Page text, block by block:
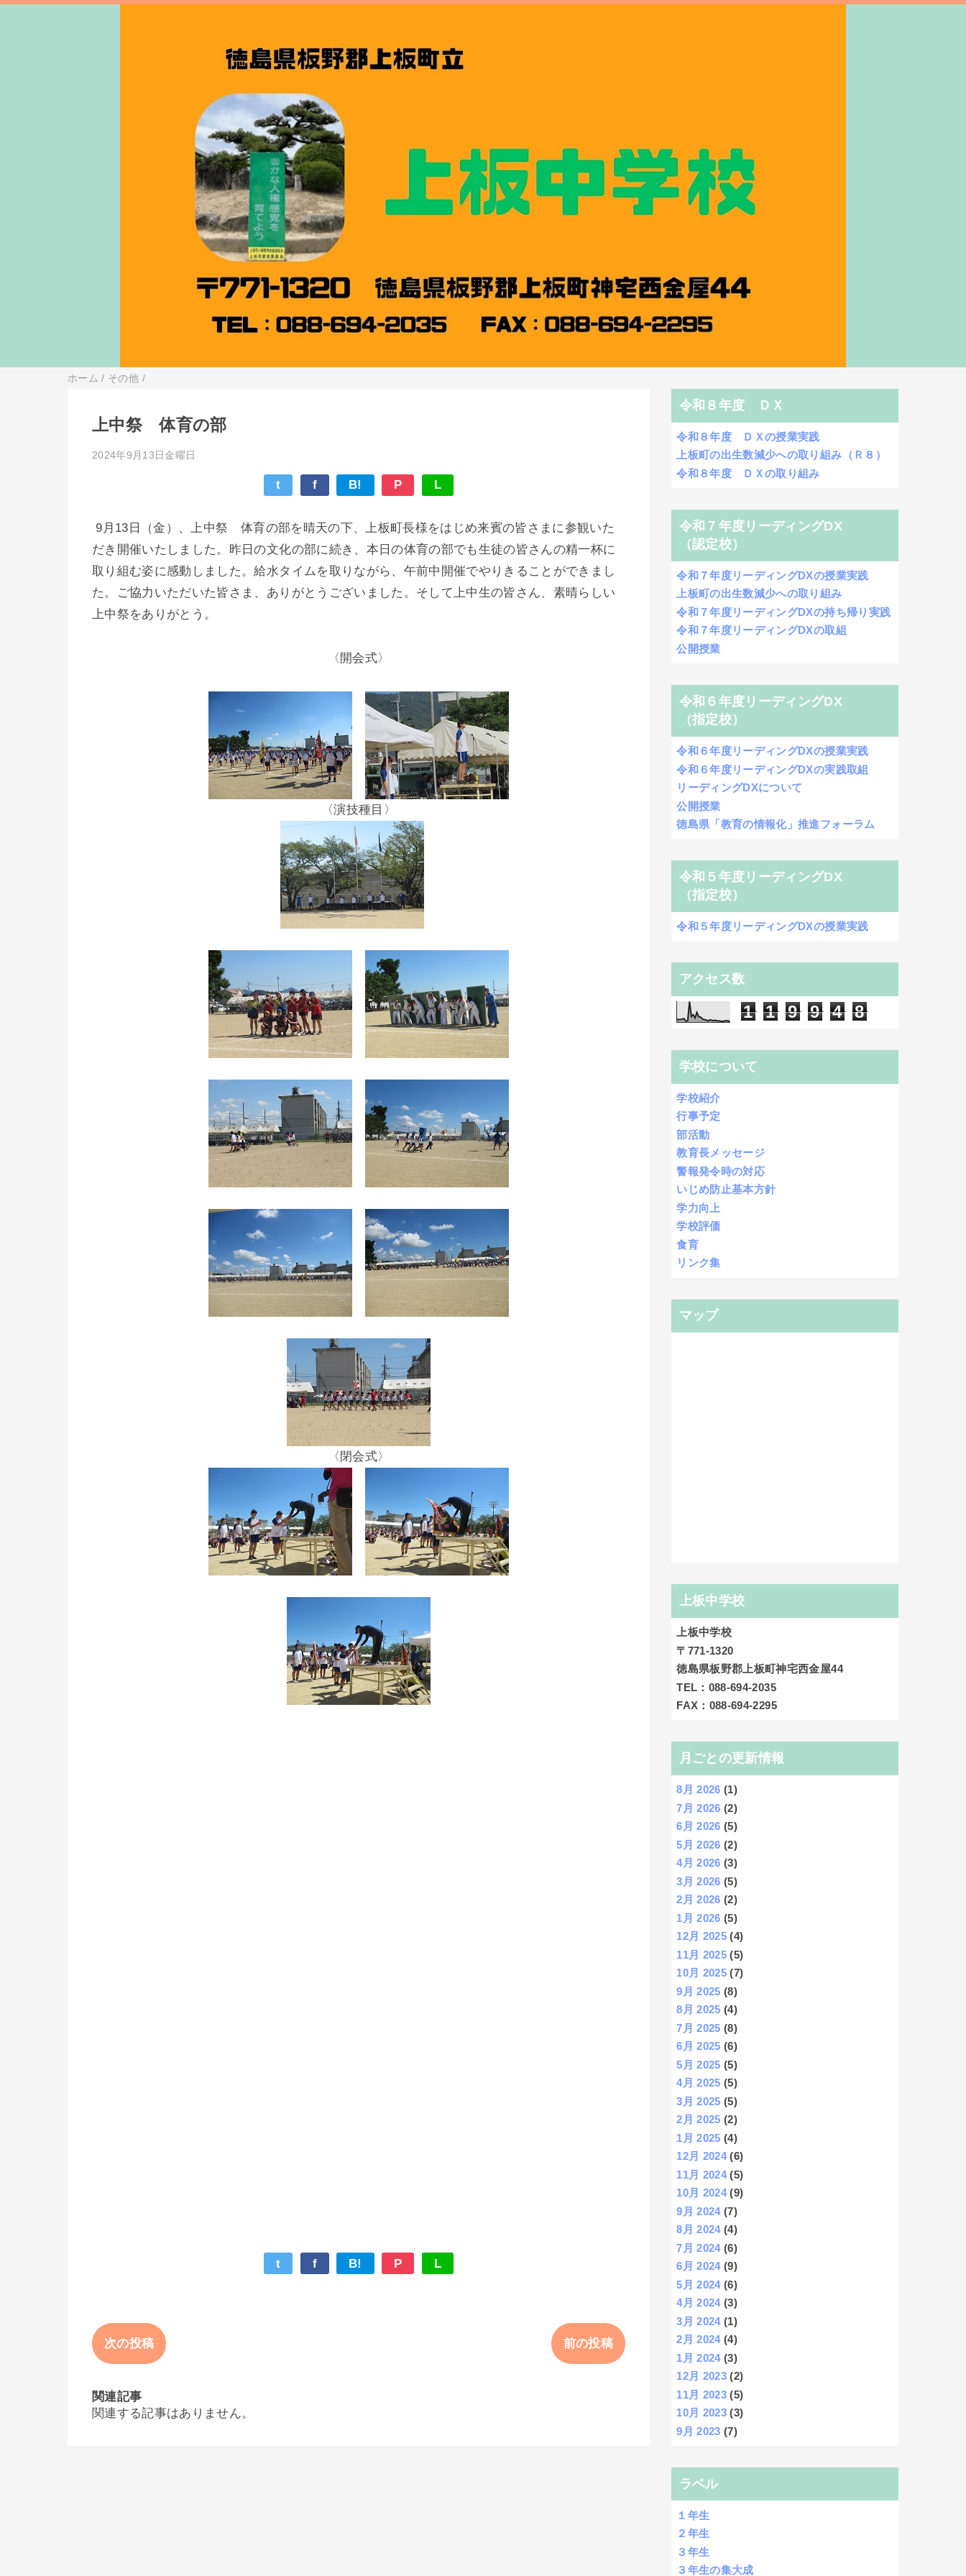
ホーム / その他 /
上中祭 体育の部
2024年9月13日金曜日
t f B! P L
9月13日（金）、上中祭 体育の部を晴天の下、上板町長様をはじめ来賓の皆さまに参観いた
だき開催いたしました。昨日の文化の部に続き、本日の体育の部でも生徒の皆さんの精一杯に
取り組む姿に感動しました。給水タイムを取りながら、午前中開催でやりきることができまし
た。ご協力いただいた皆さま、ありがとうございました。そして上中生の皆さん、素晴らしい
上中祭をありがとう。
〈開会式〉
〈演技種目〉
〈閉会式〉
t f B! P L
次の投稿 前の投稿
関連記事
関連する記事はありません。
令和８年度 ＤＸ
令和８年度 ＤＸの授業実践
上板町の出生数減少への取り組み（Ｒ８）
令和８年度 ＤＸの取り組み
令和７年度リーディングDX
（認定校）
令和７年度リーディングDXの授業実践
上板町の出生数減少への取り組み
令和７年度リーディングDXの持ち帰り実践
令和７年度リーディングDXの取組
公開授業
令和６年度リーディングDX
（指定校）
令和６年度リーディングDXの授業実践
令和６年度リーディングDXの実践取組
リーディングDXについて
公開授業
徳島県「教育の情報化」推進フォーラム
令和５年度リーディングDX
（指定校）
令和５年度リーディングDXの授業実践
アクセス数
1 1 9 9 4 8
学校について
学校紹介
行事予定
部活動
教育長メッセージ
警報発令時の対応
いじめ防止基本方針
学力向上
学校評価
食育
リンク集
マップ
上板中学校
上板中学校
〒771-1320
徳島県板野郡上板町神宅西金屋44
TEL：088-694-2035
FAX：088-694-2295
月ごとの更新情報
8月 2026 (1)
7月 2026 (2)
6月 2026 (5)
5月 2026 (2)
4月 2026 (3)
3月 2026 (5)
2月 2026 (2)
1月 2026 (5)
12月 2025 (4)
11月 2025 (5)
10月 2025 (7)
9月 2025 (8)
8月 2025 (4)
7月 2025 (8)
6月 2025 (6)
5月 2025 (5)
4月 2025 (5)
3月 2025 (5)
2月 2025 (2)
1月 2025 (4)
12月 2024(6)
11月 2024(5)
10月 2024(9)
9月 2024(7)
8月 2024(4)
7月 2024(6)
6月 2024(9)
5月 2024(6)
4月 2024(3)
3月 2024(1)
2月 2024(4)
1月 2024(3)
12月 2023 (2)
11月 2023 (5)
10月 2023 (3)
9月 2023 (7)
ラベル
１年生
２年生
３年生
３年生の集大成